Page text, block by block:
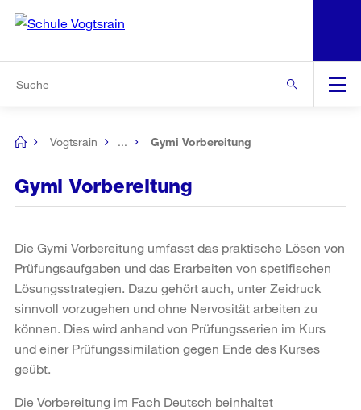
Navigation
[no
Vogtsrain ... Gymi Vorbereitung
Gymi Vorbereitung
Die Gymi Vorbereitung umfasst das praktische Lösen von
Prüfungsaufgaben und das Erarbeiten von spetifischen
Lösungsstrategien. Dazu gehört auch, unter Zeidruck
sinnvoll vorzugehen und ohne Nervosität arbeiten zu
können. Dies wird anhand von Prüfungsserien im Kurs
und einer Prüfungssimilation gegen Ende des Kurses
geübt.
Die Vorbereitung im Fach Deutsch beinhaltet